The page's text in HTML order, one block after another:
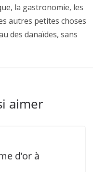
la gastronomie, les
autres petites choses
des danaïdes, sans
aimer
d’or à